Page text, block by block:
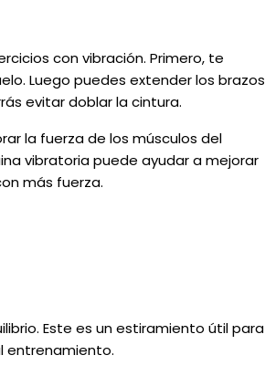
con vibración. Primero, te
Luego puedes extender los brazos
evitar doblar la cintura.
la fuerza de los músculos del
vibratoria puede ayudar a mejorar
más fuerza.
Este es un estiramiento útil para
entrenamiento.